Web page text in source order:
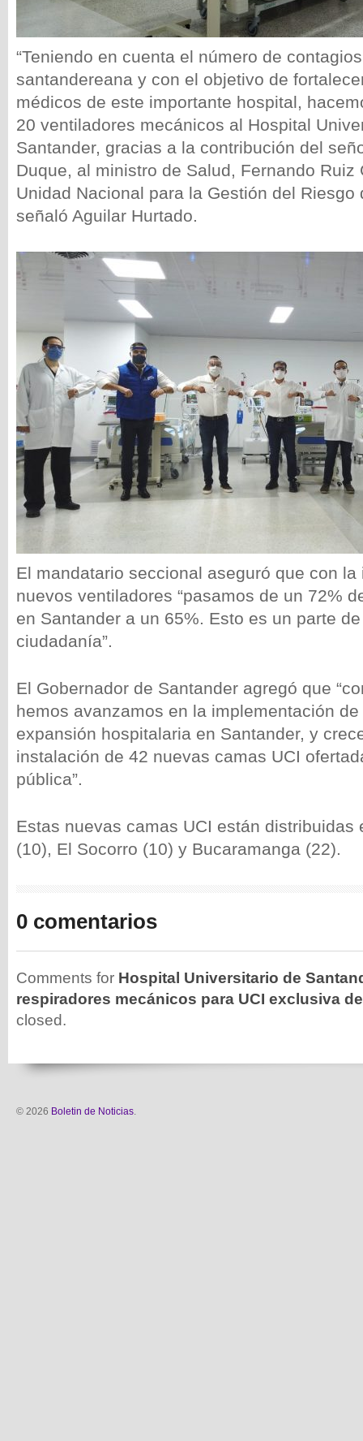
“Teniendo en cuenta el número de
santandereana y con el objetivo de
médicos de este importante hospital,
20 ventiladores mecánicos al Hospital
Santander, gracias a la contribución del
Duque, al ministro de Salud, Fernando Ruiz
Unidad Nacional para la Gestión del Riesgo
señaló Aguilar Hurtado.
El mandatario seccional aseguró que con
nuevos ventiladores “pasamos de un 72%
en Santander a un 65%. Esto es un parte
ciudadanía”.
El Gobernador de Santander agregó que
hemos avanzamos en la implementación
expansión hospitalaria en Santander, y
instalación de 42 nuevas camas UCI
pública”.
Estas nuevas camas UCI están distribuidas
(10), El Socorro (10) y Bucaramanga (22).
0 comentarios
Comments for Hospital Universitario de
respiradores mecánicos para UCI exclusiva
closed.
© 2026 Boletin de Noticias.